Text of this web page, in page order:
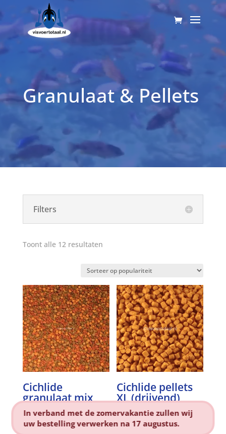
Granulaat & Pellets
Filters
Toont alle 12 resultatenGesorteerd
Cichlide
granulaat mix
€6,25-€35,95Prijsklasse:
€6,25
Cichlide pellets
XL (drijvend)
€5,95-€14,95Prijsklasse:
€5,95
In verband met de zomervakantie zullen wij
uw bestelling verwerken na 17 augustus.